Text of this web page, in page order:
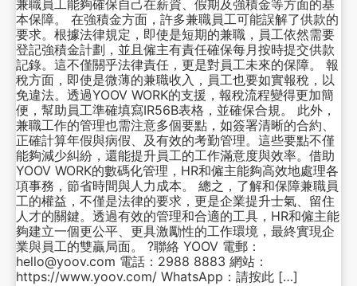
兼職員工能夠確保自己在薪資、假期及強積金等方面的基
本保障。 在強積金方面，許多兼職員工可能誤解了供款的
要求。根據法律規定，即使是短期的兼職，員工依然需要
登記強積金計劃，並且僱主有責任確保每月按時提交供款
記錄。這不僅關乎法律責任，更是對員工未來的保障。 報
稅方面，即使是微薄的兼職收入，員工也要如實報稅，以
免違法。透過YOOV WORK的支援，報稅流程變得更加簡
便，幫助員工準確填寫IR56B表格，並確保合規。 此外，
兼職工作的管理也需注意多個要點，如簽署清晰的合約、
正確計算年假與病假、及有效的考勤管理。這些要點不僅
能夠減少糾紛，還能提升員工的工作滿意度與效率。借助
YOOV WORK的數碼化管理，HR和僱主能夠高效地處理各
項事務，節省時間與人力成本。 總之，了解和保障兼職員
工的權益，不僅是法律的要求，更是企業提升士氣、留住
人才的關鍵。透過有效的管理和合適的工具，HR和僱主能
夠建立一個更公平、更具激勵性的工作環境，最終實現企
業與員工的雙贏局面。 ?聯絡 YOOV 電郵：
hello@yoov.com 電話：2988 8883 網站：
https://www.yoov.com/ WhatsApp：請按此 […]